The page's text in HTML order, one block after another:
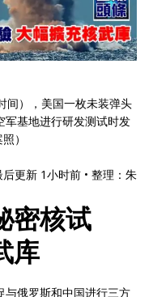
间），美国一枚未装弹头
军基地进行研发测试时发
）
更新 1小时前 • 整理：朱
密核试
库
与俄罗斯和中国进行三方